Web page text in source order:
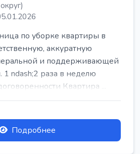
по уборке квартиры в
аккуратную
и поддерживающей
ndash;2 раза в неделю
Квартира ...
Подробнее